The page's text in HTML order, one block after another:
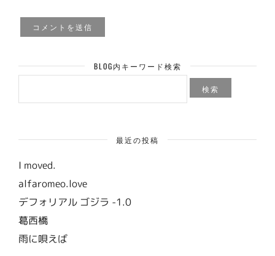
BLOG内キーワード検索
検
最近の投稿
I moved.
alfaromeo.love
デフォリアル ゴジラ -1.0
葛西橋
雨に唄えば